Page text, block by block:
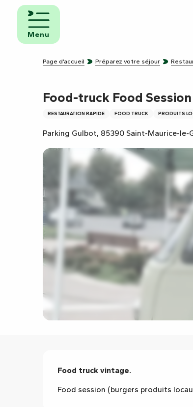
contenu
principal
Menu
Page d’accueil Préparez votre séjour
Food-truck Food Session
RESTAURATION RAPIDE FOOD TRUCK PRODUITS
Parking Gulbot, 85390 Saint-Maurice-le-
Description
Food truck vintage.
Food session (burgers produits